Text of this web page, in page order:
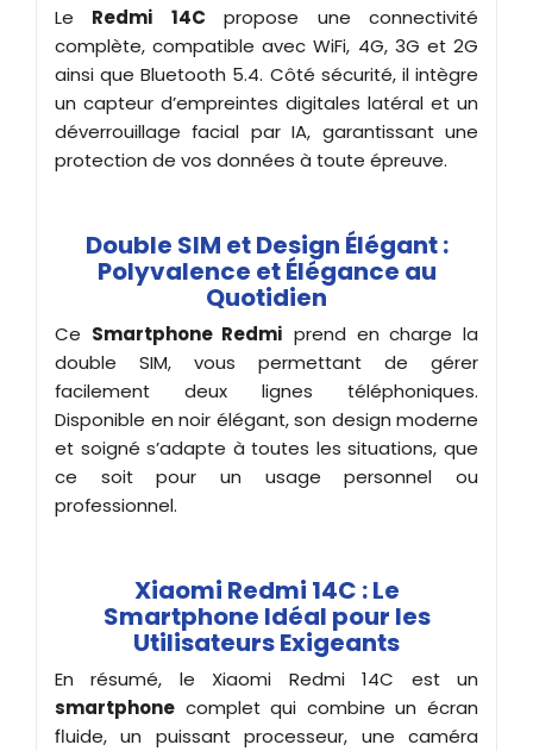
Le Redmi 14Cpropose une connectivité
complète, compatible avec WiFi, 4G, 3G et 2G
ainsi que Bluetooth 5.4. Côté sécurité, il intègre
un capteur d’empreintes digitales latéral et un
déverrouillage facial par IA, garantissant une
protection de vos données à toute épreuve.
Double SIM et Design Élégant :
Polyvalence et Élégance au
Quotidien
Ce Smartphone Redmi prend en charge la
double SIM, vous permettant de gérer
facilement deux lignes téléphoniques.
Disponible en noir élégant, son design moderne
et soigné s’adapte à toutes les situations, que
ce soit pour un usage personnel ou
professionnel.
Xiaomi Redmi 14C : Le
Smartphone Idéal pour les
Utilisateurs Exigeants
En résumé, le Xiaomi Redmi 14C est un
smartphone complet qui combine un écran
fluide, un puissant processeur, une caméra